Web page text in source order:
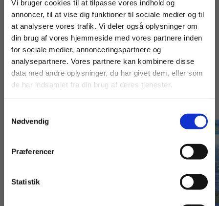
Vi bruger cookies til at tilpasse vores indhold og
annoncer, til at vise dig funktioner til sociale medier og til
at analysere vores trafik. Vi deler også oplysninger om
din brug af vores hjemmeside med vores partnere inden
for sociale medier, annonceringspartnere og
analysepartnere. Vores partnere kan kombinere disse
data med andre oplysninger, du har givet dem, eller som
de har indsamlet fra din brug af deres tjenester.
Nødvendig
Præferencer
Statistik
Titler i serien
Fortsæt som:
For privatkunder og
studerende. Du får
vist priser inkl.
For institutioner og
virksomheder. Du
får vist priser ekskl.